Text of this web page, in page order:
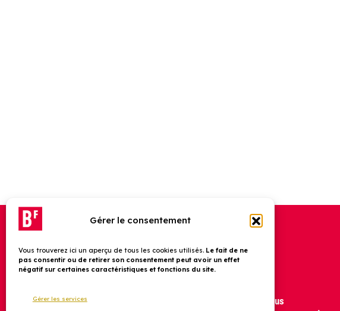
Gérer le consentement
Vous trouverez ici un aperçu de tous les cookies utilisés. Le fait de ne
pas consentir ou de retirer son consentement peut avoir un effet
négatif sur certaines caractéristiques et fonctions du site.
Gérer les services
Inscrivez-vous Suivez-nous